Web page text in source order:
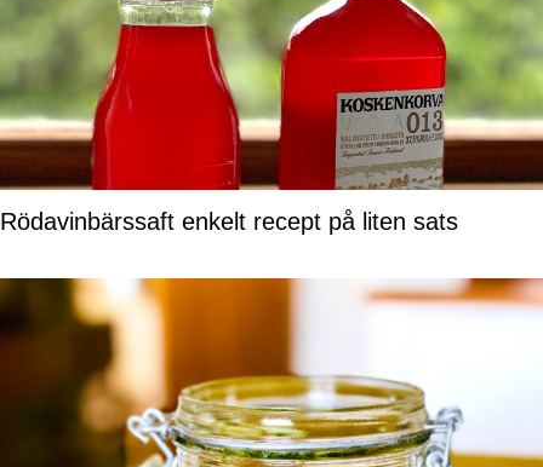
Rödavinbärssaft enkelt recept på liten sats